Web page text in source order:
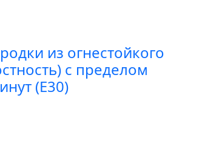
из огнестойкого
с пределом
(E30)